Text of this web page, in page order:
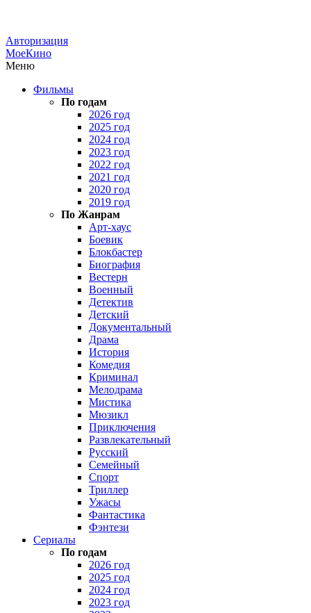
Авторизация
МоеКино
Меню
Фильмы
По годам
2026 год
2025 год
2024 год
2023 год
2022 год
2021 год
2020 год
2019 год
По Жанрам
Арт-хаус
Боевик
Блокбастер
Биография
Вестерн
Военный
Детектив
Детский
Документальный
Драма
История
Комедия
Криминал
Мелодрама
Мистика
Мюзикл
Приключения
Развлекательный
Русский
Семейный
Спорт
Триллер
Ужасы
Фантастика
Фэнтези
Сериалы
По годам
2026 год
2025 год
2024 год
2023 год